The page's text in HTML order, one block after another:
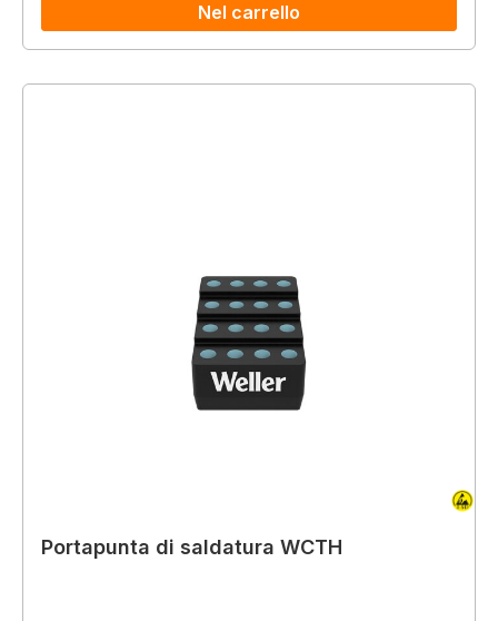
Nel carrello
Portapunta di saldatura WCTH